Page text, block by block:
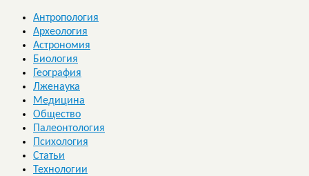
Антропология
Археология
Астрономия
Биология
География
Лженаука
Медицина
Общество
Палеонтология
Психология
Статьи
Технологии